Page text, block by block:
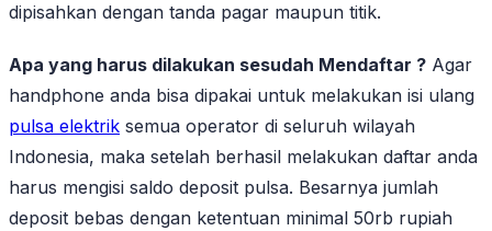
dipisahkan dengan tanda pagar maupun titik.
Apa yang harus dilakukan sesudah Mendaftar ? Agar
handphone anda bisa dipakai untuk melakukan isi ulang
pulsa elektrik semua operator di seluruh wilayah
Indonesia, maka setelah berhasil melakukan daftar anda
harus mengisi saldo deposit pulsa. Besarnya jumlah
deposit bebas dengan ketentuan minimal 50rb rupiah